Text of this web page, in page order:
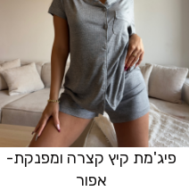
פיג'מת קיץ קצרה ומפנקת-
אפור